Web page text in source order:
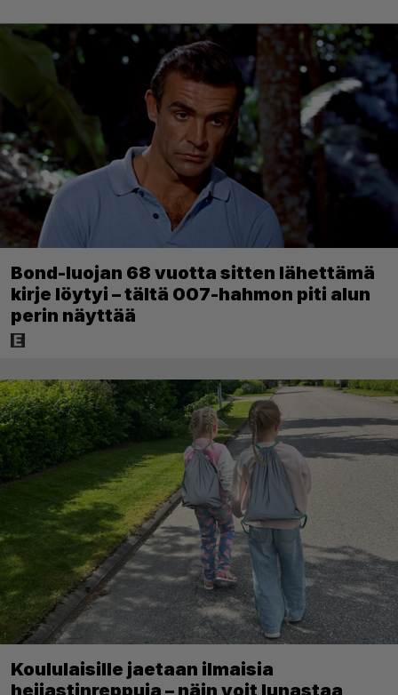
Bond-luojan 68 vuotta sitten lähettämä
kirje löytyi – tältä 007-hahmon piti alun
perin näyttää
Koululaisille jaetaan ilmaisia